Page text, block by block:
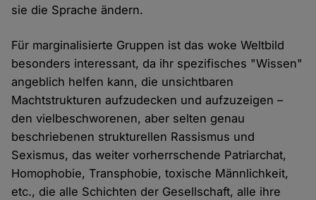
sie die Sprache ändern.
Für marginalisierte Gruppen ist das woke Weltbild
besonders interessant, da ihr spezifisches "Wissen"
angeblich helfen kann, die unsichtbaren
Machtstrukturen aufzudecken und aufzuzeigen –
den vielbeschworenen, aber selten genau
beschriebenen strukturellen Rassismus und
Sexismus, das weiter vorherrschende Patriarchat,
Homophobie, Transphobie, toxische Männlichkeit,
etc., die alle Schichten der Gesellschaft, alle ihre